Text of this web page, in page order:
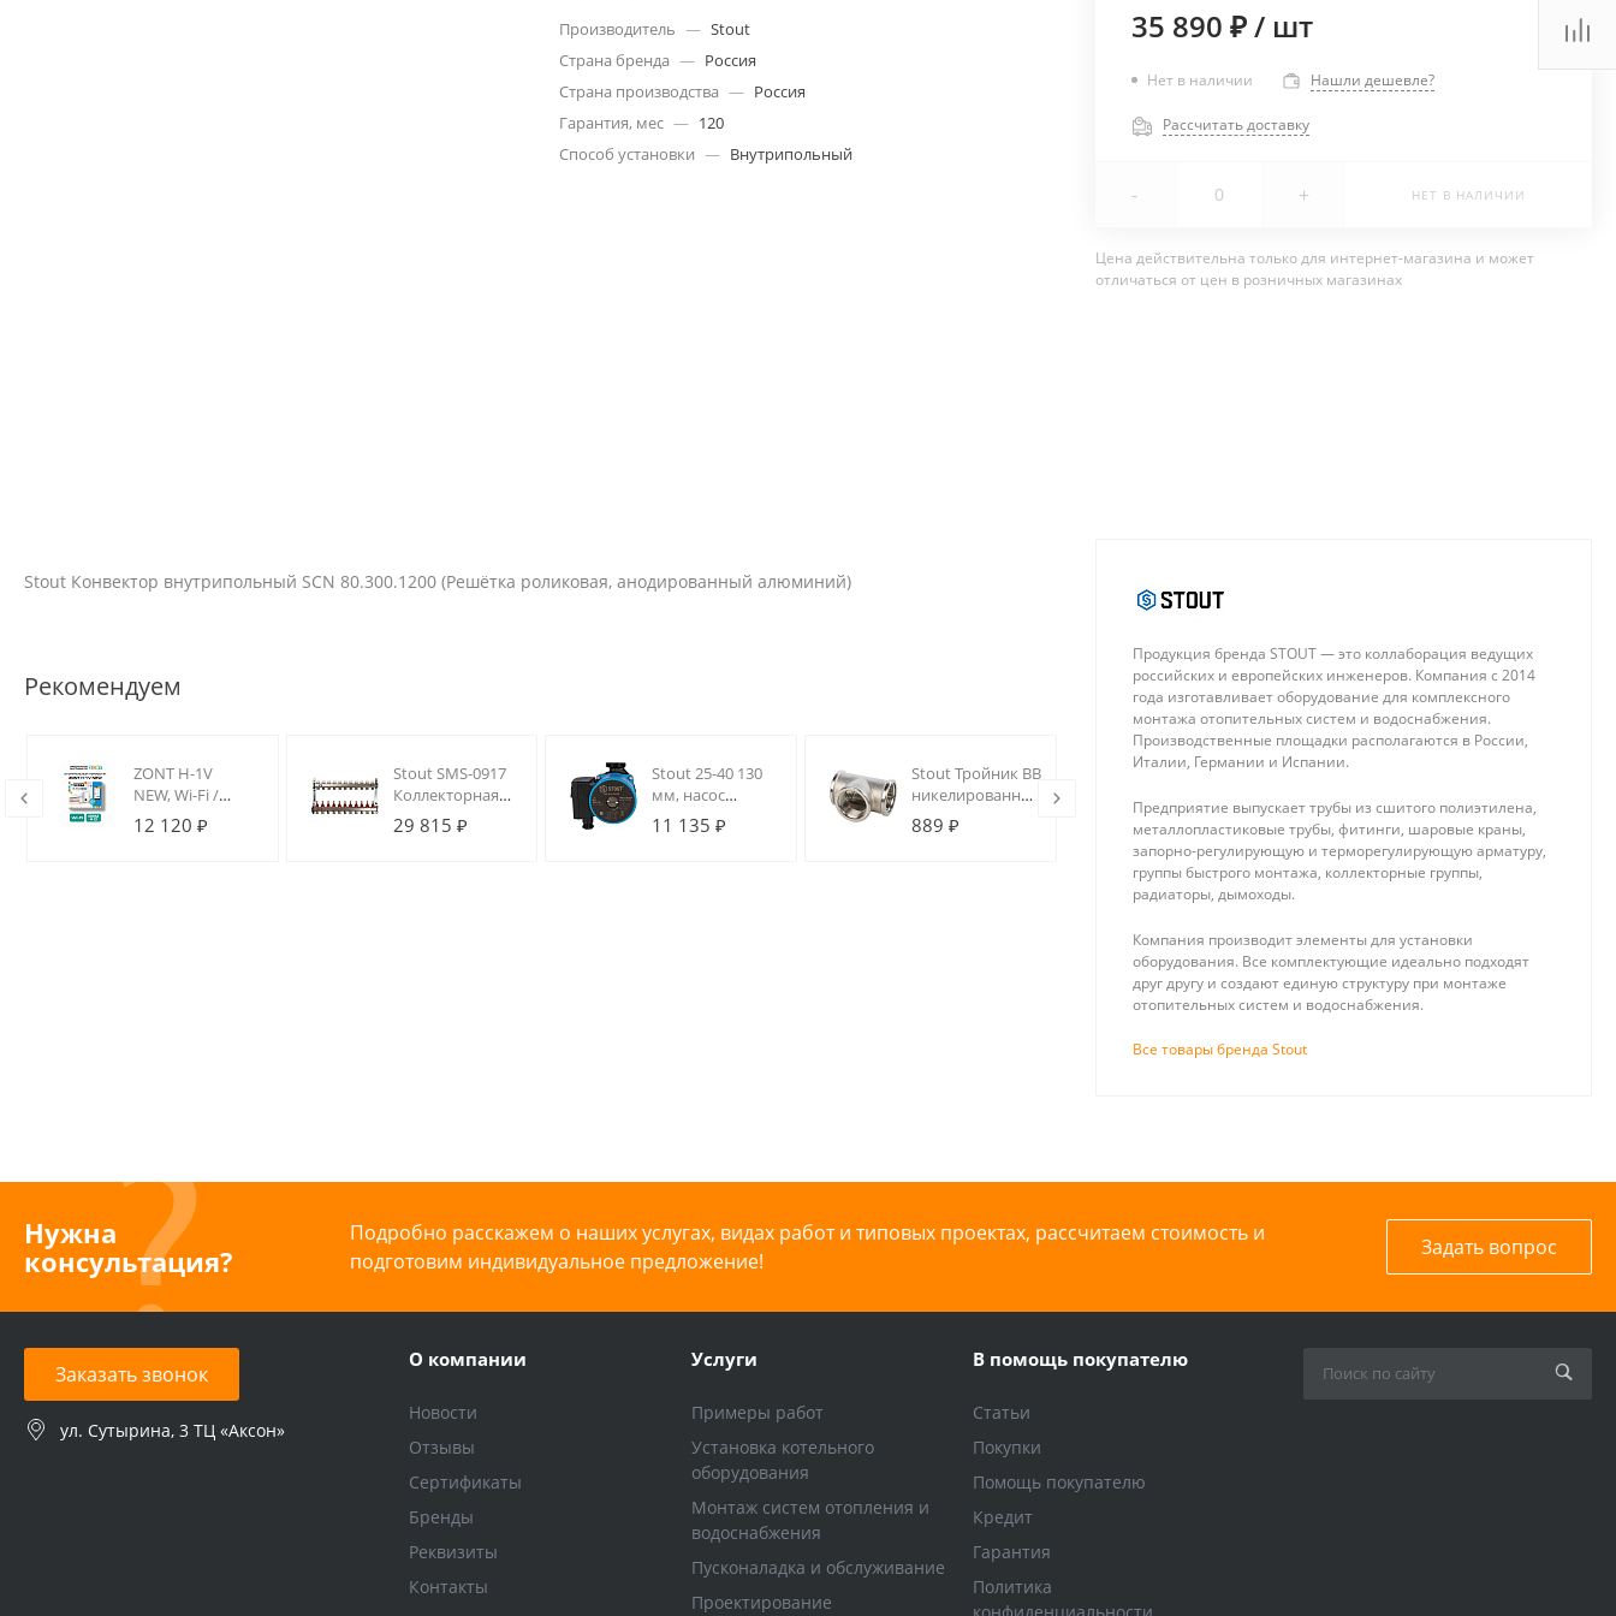
Производитель — Stout
Страна бренда — Россия
Страна производства — Россия
Гарантия, мес — 120
Способ установки — Внутрипольный
35 890 ₽/ шт
Нет в наличии Нашли дешевле?
Рассчитать доставку
- + НЕТ В НАЛИЧИИ
Цена действительна только для интернет-магазина и может
отличаться от цен в розничных магазинах
Stout Конвектор внутрипольный SCN 80.300.1200 (Решётка роликовая, анодированный алюминий)
Рекомендуем
ZONT H-1V
NEW, Wi-Fi /
GSM термостат
для котлов на
12 120 ₽
Stout SMS-0917
Коллекторная
группа 11 вых.
из
29 815 ₽
Stout 25-40 130
мм, насос
циркуляционный
3-х скоростной, с
11 135 ₽
Stout Тройник ВВ
никелированный
1"
889 ₽
Stout Фиксатор
90 для труб
диаметром 14-
18 мм (пластик)
52 ₽
бухте 100м)
труба из
сшитого
полиэтилена
155 ₽
Продукция бренда STOUT — это коллаборация ведущих
российских и европейских инженеров. Компания с 2014
года изготавливает оборудование для комплексного
монтажа отопительных систем и водоснабжения.
Производственные площадки располагаются в России,
Италии, Германии и Испании.
Предприятие выпускает трубы из сшитого полиэтилена,
металлопластиковые трубы, фитинги, шаровые краны,
запорно-регулирующую и терморегулирующую арматуру,
группы быстрого монтажа, коллекторные группы,
радиаторы, дымоходы.
Компания производит элементы для установки
оборудования. Все комплектующие идеально подходят
друг другу и создают единую структуру при монтаже
отопительных систем и водоснабжения.
Все товары бренда Stout
Нужна
консультация?
Подробно расскажем о наших услугах, видах работ и типовых проектах, рассчитаем стоимость и
подготовим индивидуальное предложение!
Задать вопрос
Заказать звонок
ул. Сутырина, 3 ТЦ «Аксон»
О компании
Новости
Отзывы
Сертификаты
Бренды
Реквизиты
Контакты
Услуги
Примеры работ
Установка котельного
оборудования
Монтаж систем отопления и
водоснабжения
Пусконаладка и обслуживание
Проектирование
В помощь покупателю
Статьи
Покупки
Помощь покупателю
Кредит
Гарантия
Политика
конфиденциальности